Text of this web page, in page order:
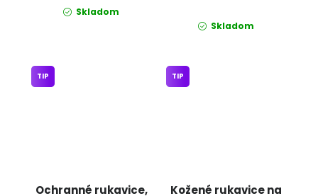
Skladom
Skladom
Ochranné rukavice,
TIP
Kožené rukavice na
TIP